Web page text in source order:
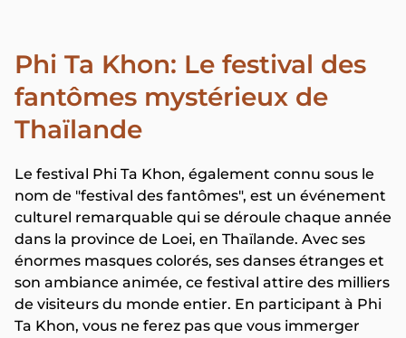
Phi Ta Khon: Le festival des
fantômes mystérieux de
Thaïlande
Le festival Phi Ta Khon, également connu sous le
nom de "festival des fantômes", est un événement
culturel remarquable qui se déroule chaque année
dans la province de Loei, en Thaïlande. Avec ses
énormes masques colorés, ses danses étranges et
son ambiance animée, ce festival attire des milliers
de visiteurs du monde entier. En participant à Phi
Ta Khon, vous ne ferez pas que vous immerger